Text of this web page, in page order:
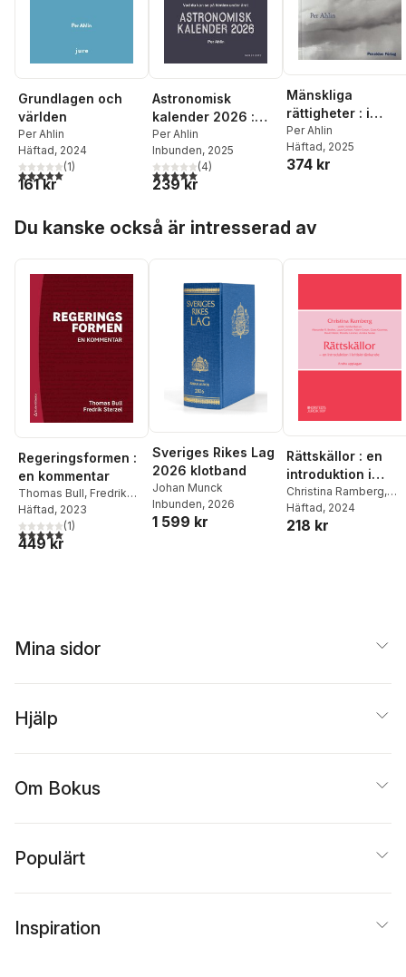
Grundlagen och
världen
Per Ahlin
Häftad, 2024
5,0utav 5 stjärnor. Totalt antal röster:
(1)
161 kr
Astronomisk
kalender 2026 :
vad som händer på
himlen under året
Per Ahlin
Inbunden, 2025
5,0utav 5 stjärnor. Totalt antal röster:
(4)
239 kr
Mänskliga
rättigheter : i
Sverige, Europa
och världen
Per Ahlin
Häftad, 2025
374 kr
Du kanske också är intresserad av
Regeringsformen :
en kommentar
Thomas Bull, Fredrik
Sterzel
Häftad, 2023
5,0utav 5 stjärnor. Totalt antal röster:
(1)
449 kr
Sveriges Rikes Lag
2026 klotband
Johan Munck
Inbunden, 2026
1 599 kr
Rättskällor : en
introduktion i
kritiskt tänkande
Christina Ramberg,
Alexander Besher
Laura Carlson
Häftad, 2024
218 kr
Mina sidor
Hjälp
Om Bokus
Populärt
Inspiration